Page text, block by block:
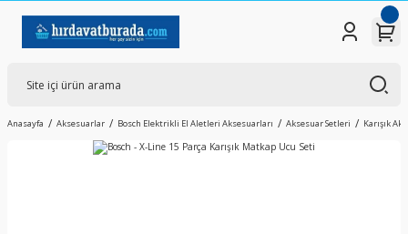
Anasayfa Aksesuarlar Bosch Elektrikli El Aletleri Aksesuarları Aksesuar Setleri Karışık